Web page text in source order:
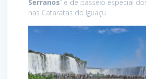
Serranos” e de passeio especial
nas Cataratas do Iguaçu.